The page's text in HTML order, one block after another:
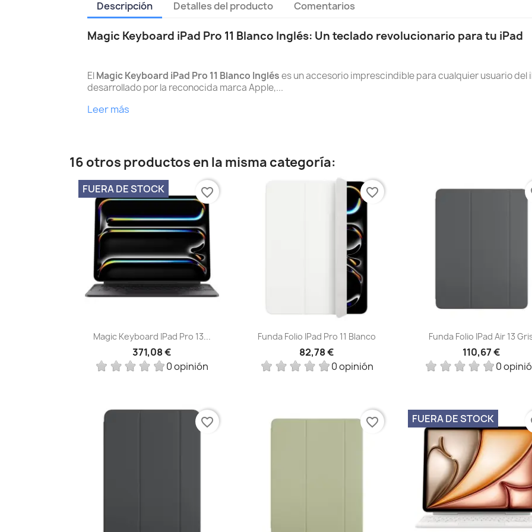
Descripción Detalles del producto Comentarios
Magic Keyboard iPad Pro 11 Blanco Inglés: Un teclado revolucionario para tu iPad
ElMagic Keyboard iPad Pro 11 Blanco Ingléses un accesorio imprescindible para cualquier usuario del
desarrollado por la reconocida marca Apple,...
Leer más
16 otros productos en la misma categoría:
Vista rápida
Magic Keyboard IPad Pro 13...
371,08 €
0 opinión
FUERA DE STOCK favorite_border
Vista rápida
Funda Folio IPad Pro 11 Blanco
82,78 €
0 opinión
favorite_border
Vista rápida
Funda Folio IPad Air 13
110,67 €
0
favorite_border favorite_border FUERA DE STOCK